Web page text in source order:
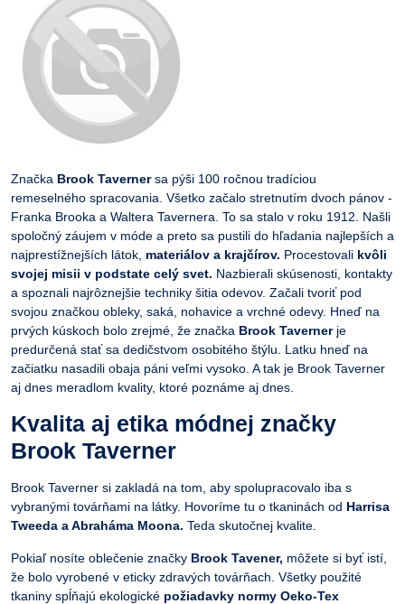
Značka Brook Tavernersa pýši 100 ročnou tradíciou
remeselného spracovania. Všetko začalo stretnutím dvoch pánov -
Franka Brooka a Waltera Tavernera. To sa stalo v roku 1912. Našli
spoločný záujem v móde a preto sa pustili do hľadania najlepších a
najprestížnejších látok, materiálov a krajčírov. Procestovali kvôli
svojej misii v podstate celý svet. Nazbierali skúsenosti, kontakty
a spoznali najrôznejšie techniky šitia odevov. Začali tvoriť pod
svojou značkou obleky, saká, nohavice a vrchné odevy. Hneď na
prvých kúskoch bolo zrejmé, že značka Brook Taverner je
predurčená stať sa dedičstvom osobitého štýlu. Latku hneď na
začiatku nasadili obaja páni veľmi vysoko. A tak je Brook Taverner
aj dnes meradlom kvality, ktoré poznáme aj dnes.
Kvalita aj etika módnej značky
Brook Taverner
Brook Taverner si zakladá na tom, aby spolupracovalo iba s
vybranými továrňami na látky. Hovoríme tu o tkaninách od Harrisa
Tweeda a Abraháma Moona. Teda skutočnej kvalite.
Pokiaľ nosíte oblečenie značky Brook Tavener, môžete si byť istí,
že bolo vyrobené v eticky zdravých továrňach. Všetky použité
tkaniny spĺňajú ekologické požiadavky normy Oeko-Tex